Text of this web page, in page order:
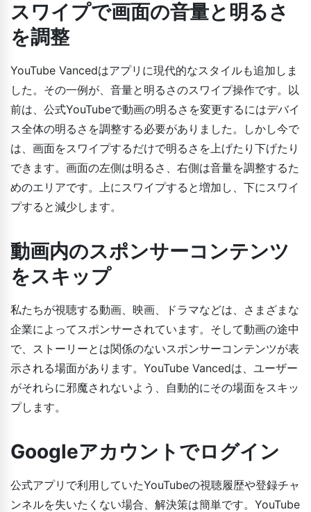
スワイプで画面の音量と明るさ
を調整
YouTube Vancedはアプリに現代的なスタイルも追加しま
した。その一例が、音量と明るさのスワイプ操作です。以
前は、公式YouTubeで動画の明るさを変更するにはデバイ
ス全体の明るさを調整する必要がありました。しかし今で
は、画面をスワイプするだけで明るさを上げたり下げたり
できます。画面の左側は明るさ、右側は音量を調整するた
めのエリアです。上にスワイプすると増加し、下にスワイ
プすると減少します。
動画内のスポンサーコンテンツ
をスキップ
私たちが視聴する動画、映画、ドラマなどは、さまざまな
企業によってスポンサーされています。そして動画の途中
で、ストーリーとは関係のないスポンサーコンテンツが表
示される場面があります。YouTube Vancedは、ユーザー
がそれらに邪魔されないよう、自動的にその場面をスキッ
プします。
Googleアカウントでログイン
公式アプリで利用していたYouTubeの視聴履歴や登録チャ
ンネルを失いたくない場合、解決策は簡単です。YouTube